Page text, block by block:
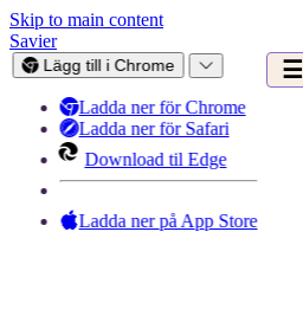
Skip to main content
Savier
Lägg till i Chrome
Ladda ner för Chrome
Ladda ner för Safari
Download til Edge
Ladda ner på App Store
☰